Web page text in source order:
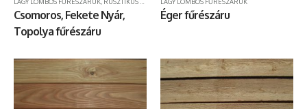
Csomoros, Fekete Nyár,
Topolya fűrészáru
Éger fűrészáru